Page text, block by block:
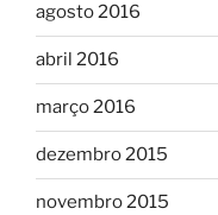
agosto 2016
abril 2016
março 2016
dezembro 2015
novembro 2015